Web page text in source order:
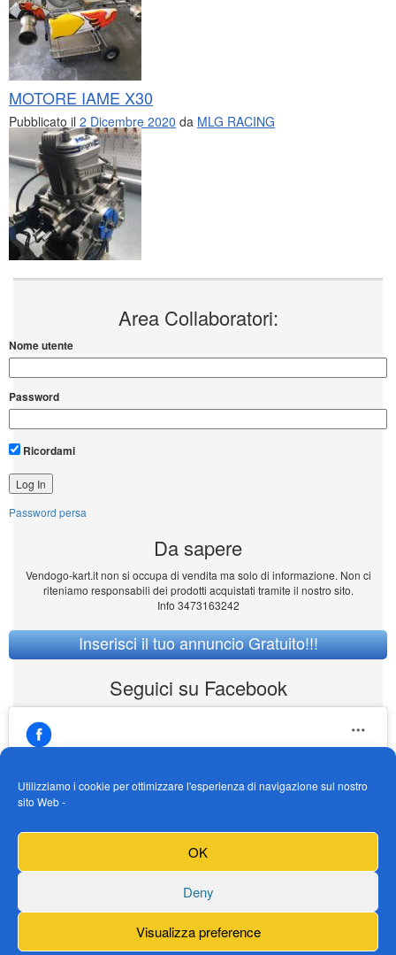
Utilizziamo i cookie per ottimizzare l'esperienza di navigazione sul nostro
sito Web -
OK
Deny
Visualizza preference
MOTORE IAME X30
Pubblicato il 2 Dicembre 2020 da MLG RACING
Area Collaboratori:
Nome utente
Password
Ricordami
Password persa
Da sapere
Vendogo-kart.it non si occupa di vendita ma solo di informazione. Non ci
riteniamo responsabili dei prodotti acquistati tramite il nostro sito.
Info 3473163242
Inserisci il tuo annuncio Gratuito!!!
Seguici su Facebook
https://www.facebook.com/Vendogokartit/
Fai clic per accettare i cookie marketing e
abilitare questo contenuto